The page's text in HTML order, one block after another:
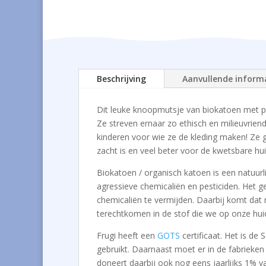
Beschrijving Aanvullende
Dit leuke knoopmutsje van biokatoen met
Ze streven ernaar zo ethisch en
kinderen voor wie ze de kleding maken!
zacht is en veel beter voor de kwetsbare
Biokatoen / organisch katoen is een
agressieve chemicaliën en pesticiden. Het
chemicaliën te vermijden. Daarbij komt
terechtkomen in de stof die we op onze
Frugi heeft een GOTS certificaat. Het is de
gebruikt. Daarnaast moet er in de
doneert daarbij ook nog eens jaarlijks 1%